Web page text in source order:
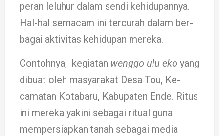
peran leluhur da­lam sendi kehidupan­nya.
Hal-hal semacam ini tercurah dalam ber­
bagai aktivitas kehidup­an mereka.
Con­tohnya, kegiatan wenggo ulu eko yang
dibuat oleh ma­­syarakat Desa Tou, Ke­
camatan Kotabaru, Ka­bu­paten Ende. Ritus
ini me­­­reka ­­­­­­­yaki­­­ni sebagai ri­­­­­­­­tual guna
memper­siap­­kan ta­­­­­­­­nah sebagai me­­­­­­dia